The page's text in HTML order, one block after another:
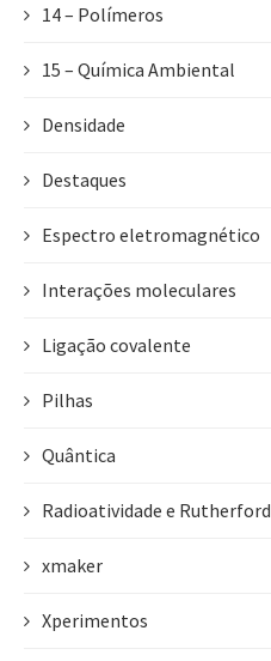
14 – Polímeros
15 – Química Ambiental
Densidade
Destaques
Espectro eletromagnético
Interações moleculares
Ligação covalente
Pilhas
Quântica
Radioatividade e Rutherford
xmaker
Xperimentos